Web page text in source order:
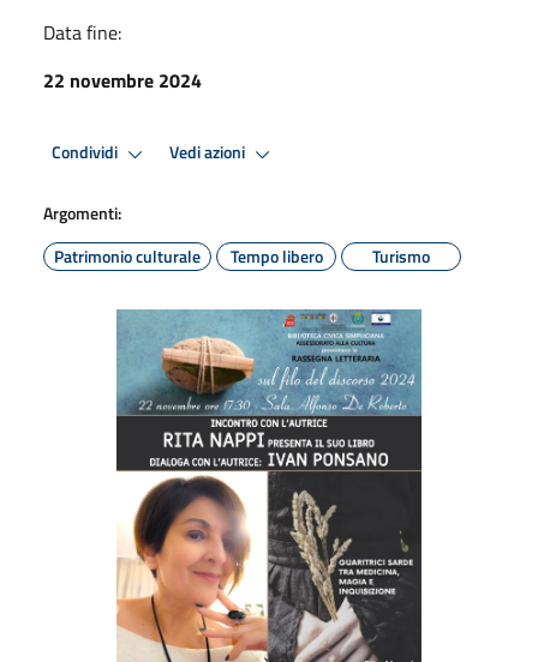
Data fine:
22 novembre 2024
Condividi Vedi azioni
Argomenti:
Patrimonio culturale
Tempo libero Turismo